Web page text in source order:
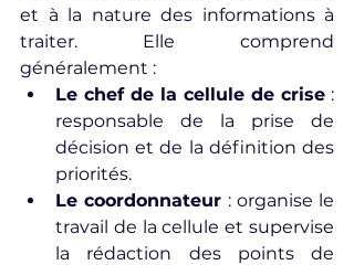
et à la nature des informations à
traiter. Elle comprend
généralement :
Le chef de la cellule de crise :
responsable de la prise de
décision et de la définition des
priorités.
Le coordonnateur : organise le
travail de la cellule et supervise
la rédaction des points de